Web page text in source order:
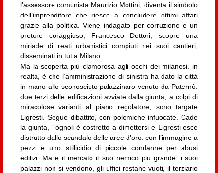
l’assessore comunista Maurizio Mottini, diventa il simbolo
dell’imprenditore che riesce a concludere ottimi affari
grazie alla politica. Viene indagato per corruzione e un
pretore coraggioso, Francesco Dettori, scopre una
miriade di reati urbanistici compiuti nei suoi cantieri,
disseminati in tutta Milano.
Ma la scoperta più clamorosa agli occhi dei milanesi, in
realtà, è che l’amministrazione di sinistra ha dato la città
in mano allo sconosciuto palazzinaro venuto da Paternò:
due terzi delle edificazioni avviate dalla giunta, a colpi di
miracolose varianti al piano regolatore, sono targate
Ligresti. Segue dibattito, con polemiche infuocate. Cade
la giunta, Tognoli è costretto a dimettersi e Ligresti esce
distrutto dallo scandalo delle aree d’oro: con l’immagine a
pezzi e uno stillicidio di piccole condanne per abusi
edilizi. Ma è il mercato il suo nemico più grande: i suoi
palazzi non si vendono, gli uffici restano vuoti, il terziario